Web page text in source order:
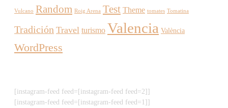
Vulcano Random Roig Arena Test Theme tomates Tomatina
Tradición Travel turismo Valencia València
WordPress
[instagram-feed feed=[instagram-feed feed=2]]
[instagram-feed feed=[instagram-feed feed=1]]